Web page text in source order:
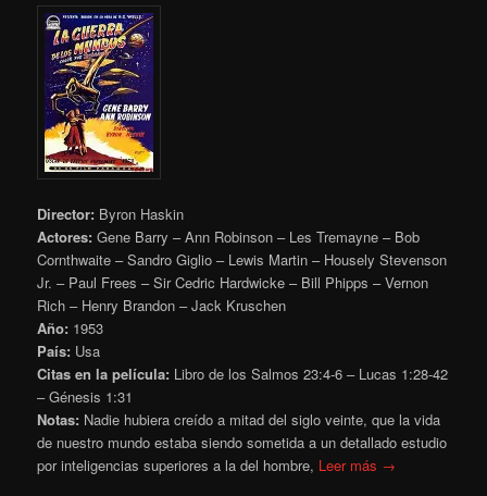
Director: Byron Haskin
Actores: Gene Barry – Ann Robinson – Les Tremayne – Bob
Cornthwaite – Sandro Giglio – Lewis Martin – Housely Stevenson
Jr. – Paul Frees – Sir Cedric Hardwicke – Bill Phipps – Vernon
Rich – Henry Brandon – Jack Kruschen
Año: 1953
País: Usa
Citas en la película: Libro de los Salmos 23:4-6 – Lucas 1:28-42
– Génesis 1:31
Notas: Nadie hubiera creído a mitad del siglo veinte, que la vida
de nuestro mundo estaba siendo sometida a un detallado estudio
por inteligencias superiores a la del hombre, Leer más →